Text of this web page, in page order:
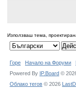
Използваш тема,
Горе Начало на Форуми
Powered By IP.Board ©
Облако тегов © 2026